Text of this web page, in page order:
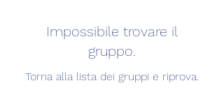
Impossibile trovare il
gruppo.
Torna alla lista dei gruppi e riprova.